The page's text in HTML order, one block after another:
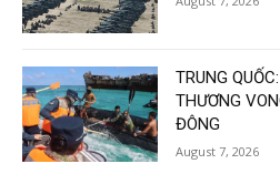
TRUNG
THƯƠNG
ĐÔNG
August 7, 2026